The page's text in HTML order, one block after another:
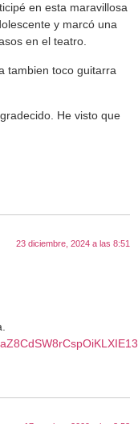
en esta maravillosa
y marcó una
en el teatro.
tambien toco guitarra
He visto que
23 diciembre, 2024 a las 8:51